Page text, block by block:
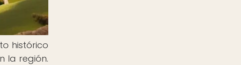
histórico
la región.